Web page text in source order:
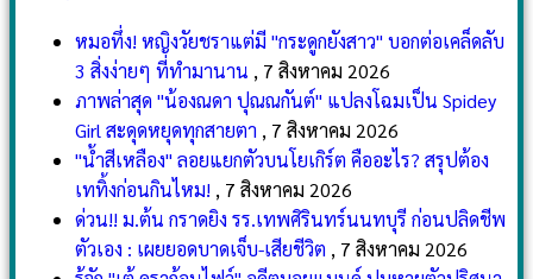
หมอทึ่ง! หญิงวัยชราแต่มี "กระดูกยังสาว" บอกต่อเคล็ดลับ
3 สิ่งง่ายๆ ที่ทำมานาน , 7 สิงหาคม 2026
ภาพล่าสุด "น้องณดา ปุณณกันต์" แปลงโฉมเป็น Spidey
Girl สะดุดหยุดทุกสายตา , 7 สิงหาคม 2026
"น้ำสีเหลือง" ลอยแยกตัวบนโยเกิร์ต คืออะไร? สรุปต้อง
เททิ้งก่อนกินไหม! , 7 สิงหาคม 2026
ด่วน!! ม.ต้น กราดยิง รร.เทพศิรินทร์นนทบุรี ก่อนปลิดชีพ
ตัวเอง : เผยยอดบาดเจ็บ-เสียชีวิต , 7 สิงหาคม 2026